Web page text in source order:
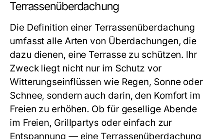
Terrassenüberdachung
Die Definition einer Terrassenüberdachung
umfasst alle Arten von Überdachungen, die
dazu dienen, eine Terrasse zu schützen. Ihr
Zweck liegt nicht nur im Schutz vor
Witterungseinflüssen wie Regen, Sonne oder
Schnee, sondern auch darin, den Komfort im
Freien zu erhöhen. Ob für gesellige Abende
im Freien, Grillpartys oder einfach zur
Entspannung — eine Terrassenüberdachung